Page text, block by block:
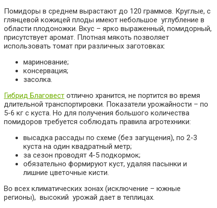
Помидоры в среднем вырастают до 120 граммов. Круглые, с
глянцевой кожицей плоды имеют небольшое углубление в
области плодоножки. Вкус – ярко выраженный, помидорный,
присутствует аромат. Плотная мякоть позволяет
использовать томат при различных заготовках:
маринование;
консервация;
засолка.
Гибрид Благовест отлично хранится, не портится во время
длительной транспортировки. Показатели урожайности – по
5-6 кг с куста. Но для получения большого количества
помидоров требуется соблюдать правила агротехники:
высадка рассады по схеме (без загущения), по 2-3
куста на один квадратный метр;
за сезон проводят 4-5 подкормок;
обязательно формируют куст, удаляя пасынки и
лишние цветочные кисти.
Во всех климатических зонах (исключение – южные
регионы), высокий урожай дает в теплицах.